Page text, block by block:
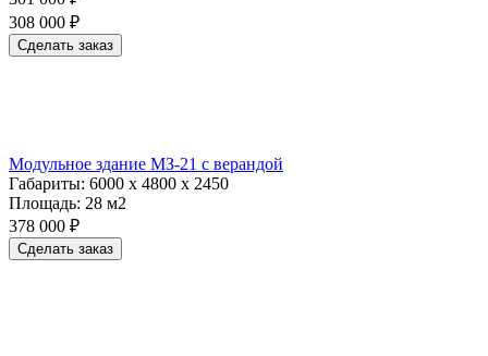
308 000 ₽
Сделать заказ
Модульное здание МЗ-21 с верандой
Габариты: 6000 х 4800 х 2450
Площадь: 28 м2
378 000 ₽
Сделать заказ